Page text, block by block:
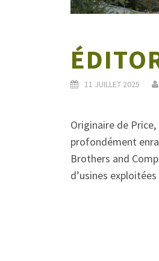
11 JUILLET 2025
Originaire de
profondément
Brothers and
d’usines